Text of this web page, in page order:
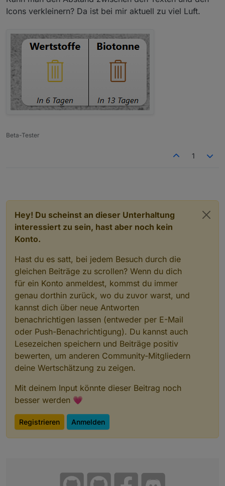
Icons verkleinern? Da ist bei mir aktuell zu viel Luft.
Beta-Tester
1
Hey! Du scheinst an dieser Unterhaltung
interessiert zu sein, hast aber noch kein
Konto.
Hast du es satt, bei jedem Besuch durch die
gleichen Beiträge zu scrollen? Wenn du dich
für ein Konto anmeldest, kommst du immer
genau dorthin zurück, wo du zuvor warst, und
kannst dich über neue Antworten
benachrichtigen lassen (entweder per E-Mail
oder Push-Benachrichtigung). Du kannst auch
Lesezeichen speichern und Beiträge positiv
bewerten, um anderen Community-Mitgliedern
deine Wertschätzung zu zeigen.
Mit deinem Input könnte dieser Beitrag noch
besser werden 💗
Registrieren Anmelden